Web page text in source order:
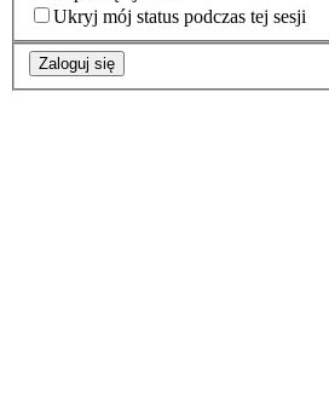
Ukryj mój status podczas tej sesji